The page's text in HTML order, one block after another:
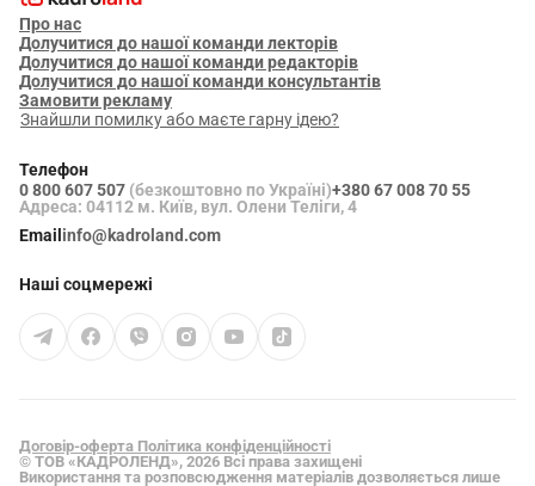
Про нас
Долучитися до нашої команди лекторів
Долучитися до нашої команди редакторів
Долучитися до нашої команди консультантів
Замовити рекламу
Знайшли помилку або маєте гарну ідею?
Телефон
0 800 607 507 (безкоштовно по Україні)+380 67 008 70 55
Адреса: 04112 м. Київ, вул. Олени Теліги, 4
Email info@kadroland.com
Наші соцмережі
Договір-оферта Політика конфіденційності
© ТОВ «КАДРОЛЕНД», 2026 Всі права захищені
Використання та розповсюдження матеріалів дозволяється лише